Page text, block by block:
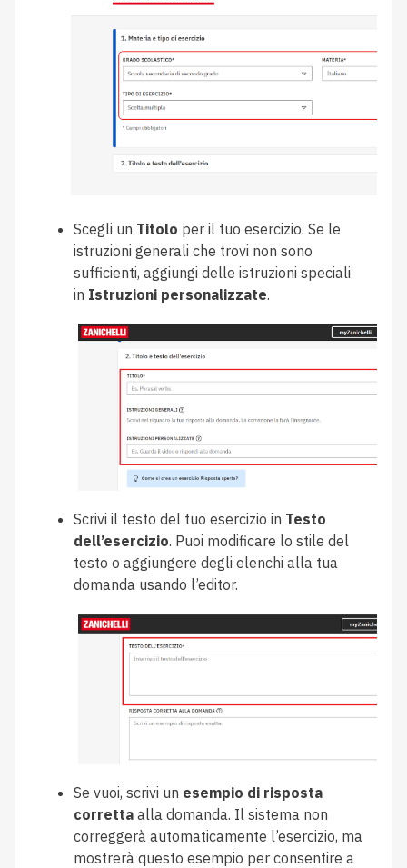
Scegli un Titolo per il tuo esercizio. Se le
istruzioni generali che trovi non sono
sufficienti, aggiungi delle istruzioni speciali
in Istruzioni personalizzate.
Scrivi il testo del tuo esercizio in Testo
dell’esercizio. Puoi modificare lo stile del
testo o aggiungere degli elenchi alla tua
domanda usando l’editor.
Se vuoi, scrivi un esempio di risposta
corretta alla domanda. Il sistema non
correggerà automaticamente l’esercizio, ma
mostrerà questo esempio per consentire a